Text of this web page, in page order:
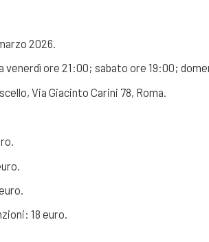
2026.
venerdì ore 21:00; sabato ore 19:00;
Via Giacinto Carini 78, Roma.
18 euro.